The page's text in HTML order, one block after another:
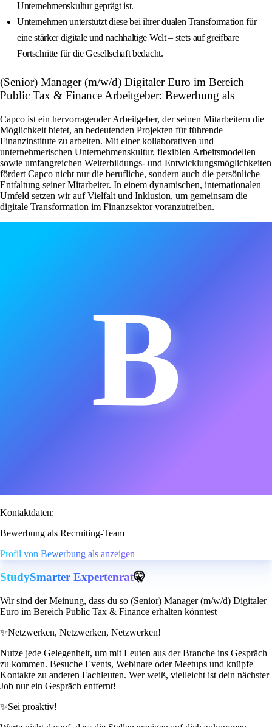
Unternehmenskultur geprägt ist.
Unternehmen unterstützt diese bei ihrer dualen Transformation für
eine stärker digitale und nachhaltige Welt – stets auf greifbare
Fortschritte für die Gesellschaft bedacht.
(Senior) Manager (m/w/d) Digitaler Euro im Bereich
Public Tax & Finance Arbeitgeber: Bewerbung als
Capco ist ein hervorragender Arbeitgeber, der seinen Mitarbeitern die
Möglichkeit bietet, an bedeutenden Projekten für führende
Finanzinstitute zu arbeiten. Mit einer kollaborativen und
unternehmerischen Unternehmenskultur, flexiblen Arbeitsmodellen
sowie umfangreichen Weiterbildungs- und Entwicklungsmöglichkeiten
fördert Capco nicht nur die berufliche, sondern auch die persönliche
Entfaltung seiner Mitarbeiter. In einem dynamischen, internationalen
Umfeld setzen wir auf Vielfalt und Inklusion, um gemeinsam die
digitale Transformation im Finanzsektor voranzutreiben.
B
Kontaktdaten:
Bewerbung als Recruiting-Team
Profil von Bewerbung als anzeigen
StudySmarter Expertenrat🤫
Wir sind der Meinung, dass du so (Senior) Manager (m/w/d) Digitaler
Euro im Bereich Public Tax & Finance erhalten könntest
✨Netzwerken, Netzwerken, Netzwerken!
Nutze jede Gelegenheit, um mit Leuten aus der Branche ins Gespräch
zu kommen. Besuche Events, Webinare oder Meetups und knüpfe
Kontakte zu anderen Fachleuten. Wer weiß, vielleicht ist dein nächster
Job nur ein Gespräch entfernt!
✨Sei proaktiv!